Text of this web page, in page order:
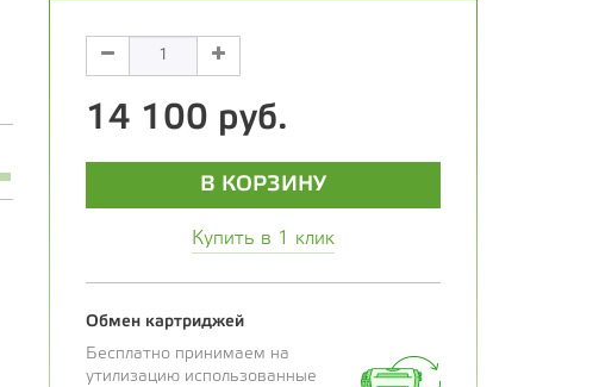
14 100 руб.
В КОРЗИНУ
Купить в 1 клик
Обмен картриджей
Бесплатно принимаем на
утилизацию использованные